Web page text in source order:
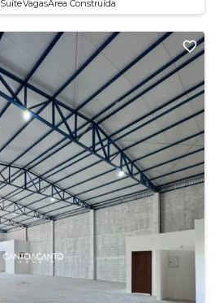
SuíteVagasÁrea Construída